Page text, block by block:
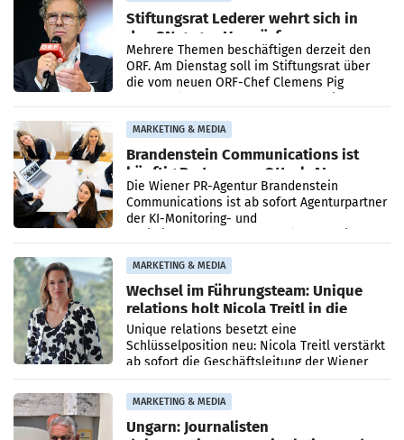
Stiftungsrat Lederer wehrt sich in
den SN gegen Vorwürfe
Mehrere Themen beschäftigen derzeit den
ORF. Am Dienstag soll im Stiftungsrat über
die vom neuen ORF-Chef Clemens Pig
MARKETING & MEDIA
Brandenstein Communications ist
künftig Partner von OtterlyAI
Die Wiener PR-Agentur Brandenstein
Communications ist ab sofort Agenturpartner
der KI-Monitoring- und
MARKETING & MEDIA
Wechsel im Führungsteam: Unique
relations holt Nicola Treitl in die
Geschäftsleitung
Unique relations besetzt eine
Schlüsselposition neu: Nicola Treitl verstärkt
ab sofort die Geschäftsleitung der Wiener
PR-Agentur an der Seite von Josef Kalina und
Anna Kalina-Mahr.
MARKETING & MEDIA
Ungarn: Journalisten